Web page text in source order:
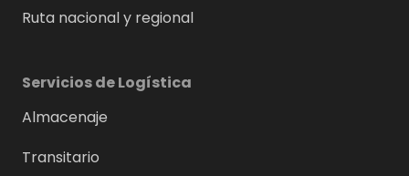
Ruta nacional y regional
Servicios de Logística
Almacenaje
Transitario